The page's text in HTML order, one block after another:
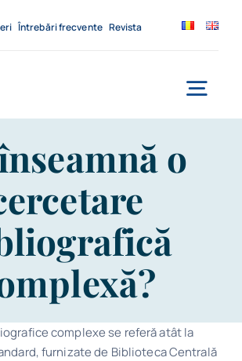
Întrebări frecvente Revista
o
complexe se referă atât la
furnizate de Biblioteca Centrală